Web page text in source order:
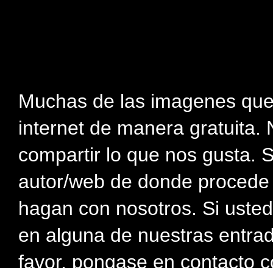
Muchas de las imagenes
internet de manera gratuita.
compartir lo que nos gusta.
autor/web de donde
hagan con nosotros. Si
en alguna de nuestras
favor, pongase en contacto